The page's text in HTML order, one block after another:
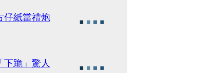
仔紙當禮炮
跪」驚人